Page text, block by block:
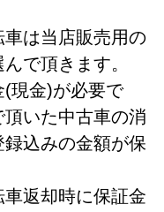
車は当店販売用の
で頂きます。
現金)が必要で
いた中古車の消
込みの金額が保
車返却時に保証金